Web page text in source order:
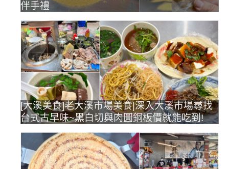
伴手禮
[大溪美食]老大溪市場美食|深入大溪市場尋找
台式古早味~黑白切與肉圓銅板價就能吃到!